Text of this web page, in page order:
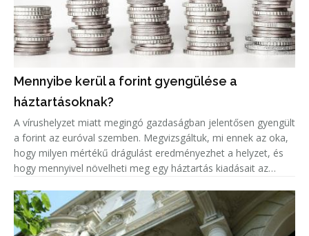
Mennyibe kerül a forint gyengülése a
háztartásoknak?
A vírushelyzet miatt megingó gazdaságban jelentősen gyengült
a forint az euróval szemben. Megvizsgáltuk, mi ennek az oka,
hogy milyen mértékű drágulást eredményezhet a helyzet, és
hogy mennyivel növelheti meg egy háztartás kiadásait az